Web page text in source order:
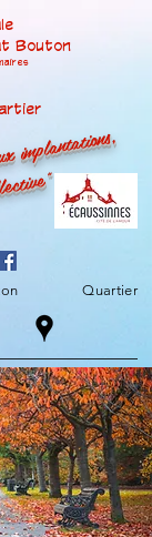
Bouton
ires
implantations,
Quartier